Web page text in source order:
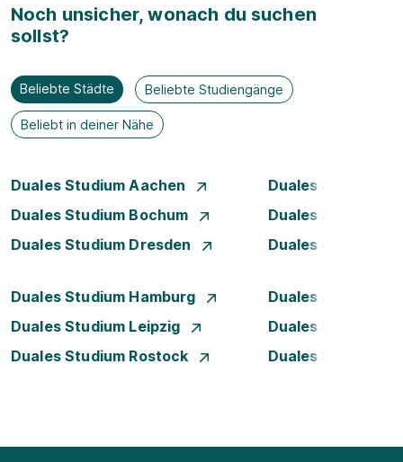
Noch unsicher, wonach du suchen
sollst?
Beliebte Städte Beliebte Studiengänge
Beliebt in deiner Nähe
Duales Studium Aachen
Duales Studium
Duales Studium Bochum
Duales Studium
Duales Studium Dresden
Duales Studium
Duales Studium Hamburg
Duales Studium
Duales Studium Leipzig
Duales Studium
Duales Studium Rostock
Duales Studium